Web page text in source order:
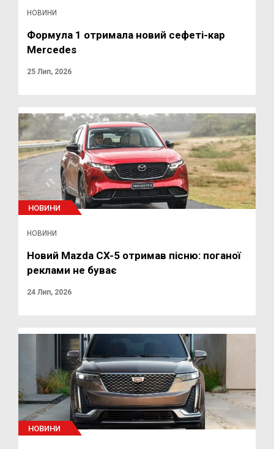
НОВИНИ
Формула 1 отримала новий сефеті-кар
Mercedes
25 Лип, 2026
НОВИНИ
НОВИНИ
Новий Mazda CX-5 отримав пісню: поганої
реклами не буває
24 Лип, 2026
НОВИНИ